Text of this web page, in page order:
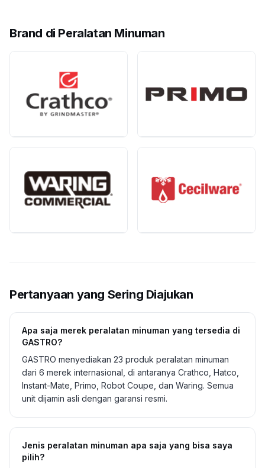
Brand di Peralatan Minuman
Pertanyaan yang Sering Diajukan
Apa saja merek peralatan minuman yang tersedia di
GASTRO?
GASTRO menyediakan 23 produk peralatan minuman
dari 6 merek internasional, di antaranya Crathco, Hatco,
Instant-Mate, Primo, Robot Coupe, dan Waring. Semua
unit dijamin asli dengan garansi resmi.
Jenis peralatan minuman apa saja yang bisa saya
pilih?